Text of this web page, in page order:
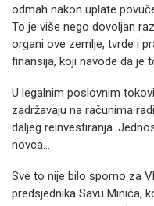
odmah nakon uplate
To je više nego dovoljan
organi ove zemlje, tvrde i
finansija, koji navode da je
U legalnim poslovnim
zadržavaju na računima
daljeg reinvestiranja.
novca...
Sve to nije bilo sporno za
predsjednika Savu Minića,